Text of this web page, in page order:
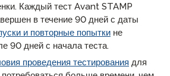
Каждый тест Avant STAMP
в течение 90 дней с даты
и повторные попытки не
90 дней с начала теста.
проведения тестирования для